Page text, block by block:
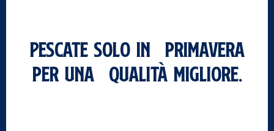
Pescate solo in primavera
per una qualità migliore.